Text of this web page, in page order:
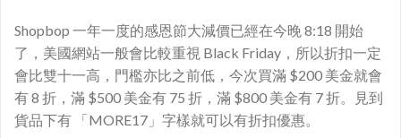
Shopbop 一年一度的感恩節大減價已經在今晚 8:18 開始
了，美國網站一般會比較重視 Black Friday，所以折扣一定
會比雙十一高，門檻亦比之前低，今次買滿 $200 美金就會
有 8 折，滿 $500 美金有 75 折，滿 $800 美金有 7 折。見到
貨品下有 「MORE17」字樣就可以有折扣優惠。